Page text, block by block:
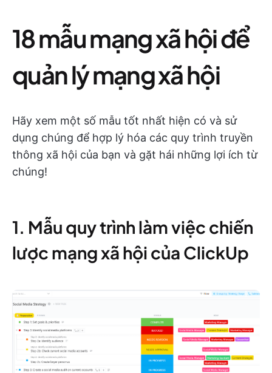
18 mẫu mạng xã hội để
quản lý mạng xã hội
Hãy xem một số mẫu tốt nhất hiện có và sử
dụng chúng để hợp lý hóa các quy trình truyền
thông xã hội của bạn và gặt hái những lợi ích từ
chúng!
1. Mẫu quy trình làm việc chiến
lược mạng xã hội của ClickUp